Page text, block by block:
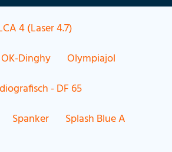
4 (Laser 4.7)
OK-Dinghy
Olympiajol
- DF 65
Spanker
Splash Blue A